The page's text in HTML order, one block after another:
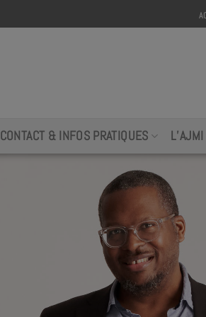
CONTACT & INFOS PRATIQUES L’AJMI